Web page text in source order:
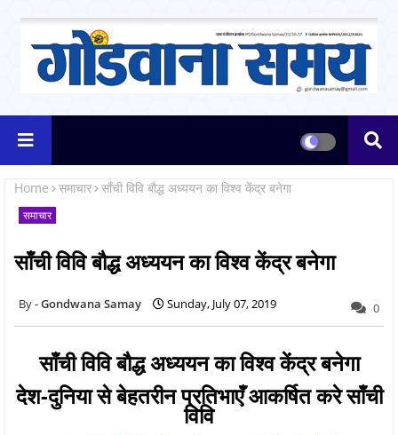
Home समाचार साँची विवि बौद्ध अध्ययन का विश्व केंद्र बनेगा
समाचार
साँची विवि बौद्ध अध्ययन का विश्व केंद्र बनेगा
Gondwana Samay Sunday, July 07, 2019 0
साँची विवि बौद्ध अध्ययन का विश्व केंद्र बनेगा
देश-दुनिया से बेहतरीन प्रतिभाएँ आकर्षित करे साँची
विवि